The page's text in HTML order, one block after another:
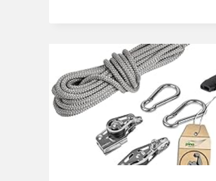
MIT
ÖSEN,
STAHLSEIL
SEILSPANNER
FÜR
WÄSCHELEINE,
KL…